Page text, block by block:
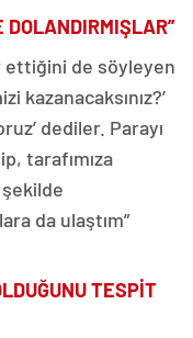
DOLANDIRMIŞLAR”
ettiğini de söyleyen
kazanacaksınız?’
dediler. Parayı
tarafımıza
şekilde
da ulaştım”
TESPİT